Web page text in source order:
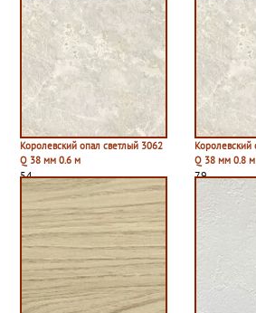
Королевский опал светлый 3062
Q 38 мм 0.6 м
54
Королевский
Q 38 мм 0.8 м
79